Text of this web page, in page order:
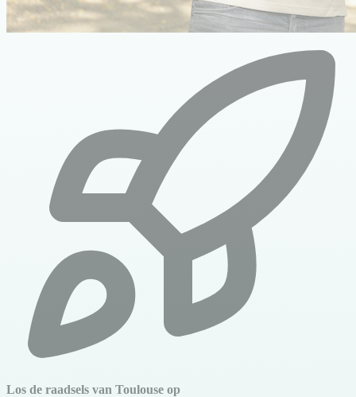
Los de raadsels van Toulouse op